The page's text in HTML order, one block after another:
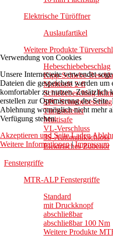
Elektrische Türöffner
Auslaufartikel
Weitere Produkte
Hebeschiebebeschlag
Kipp-Schiebe-
Multisafe 2-fl
Schiebebeschlag
SPC-Schiebebeschlag
Türfeststeller
Multisafe
VL-Verschluss
3S-Automatikschloss
Elektrisches Zubehör
Fenstergriffe
MTR-ALP Fenstergriffe
Standard
mit Druckknopf
abschließbar
abschließbar 100 Nm
Weitere Produkte
Verwendung von Cookies
Unsere Internetseite verwendet
Dateien die gespeichert werden
komfortabler zu nutzen. Zusätzlich
erstellen zur Optimierung der Seite.
Ablehnung womöglich nicht mehr
Verfügung stehen.
Akzeptieren und Seite Laden
Weitere Informationen|Impressum